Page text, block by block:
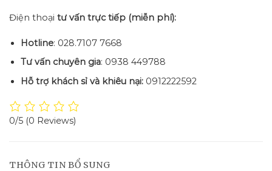
Điện thoại tư vấn trực tiếp (miễn phí):
Hotline: 028.7107 7668
Tư vấn chuyên gia: 0938 449788
Hỗ trợ khách sỉ và khiêu nại: 0912222592
0/5 (0 Reviews)
THÔNG TIN BỔ SUNG